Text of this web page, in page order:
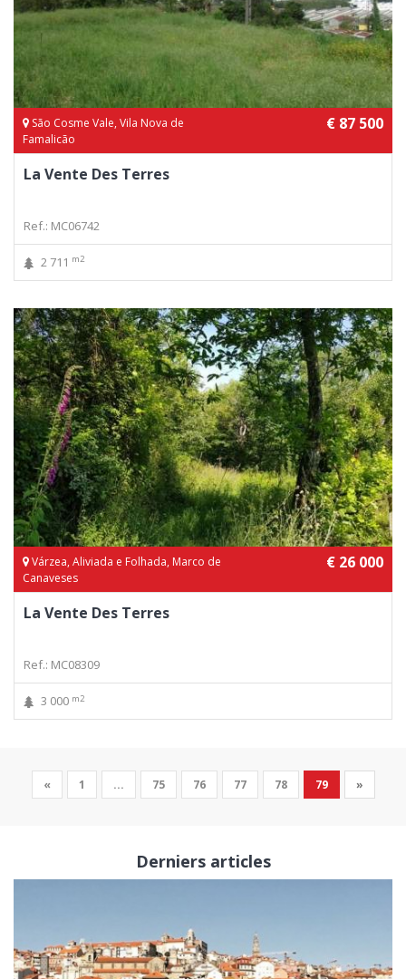
São Cosme Vale, Vila Nova de
Famalicão
€ 87 500
La Vente Des Terres
Ref.: MC06742
2 711 m2
Várzea, Aliviada e Folhada, Marco de
Canaveses
€ 26 000
La Vente Des Terres
Ref.: MC08309
3 000 m2
« 1 ... 75 76 77 78 79 »
Derniers articles